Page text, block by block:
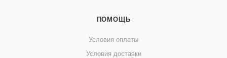
ПОМОЩЬ
Условия оплаты
Условия доставки